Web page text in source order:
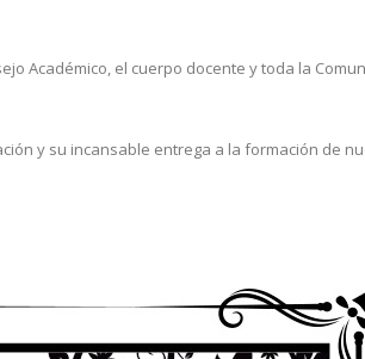
Académico, el cuerpo docente y toda la
y su incansable entrega a la formación de